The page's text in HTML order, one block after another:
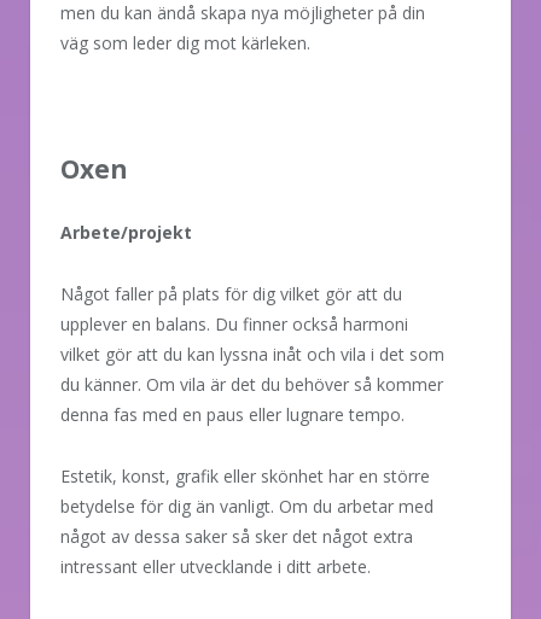
men du kan ändå skapa nya möjligheter på din
väg som leder dig mot kärleken.
Oxen
Arbete/projekt
Något faller på plats för dig vilket gör att du
upplever en balans. Du finner också harmoni
vilket gör att du kan lyssna inåt och vila i det som
du känner. Om vila är det du behöver så kommer
denna fas med en paus eller lugnare tempo.
Estetik, konst, grafik eller skönhet har en större
betydelse för dig än vanligt. Om du arbetar med
något av dessa saker så sker det något extra
intressant eller utvecklande i ditt arbete.